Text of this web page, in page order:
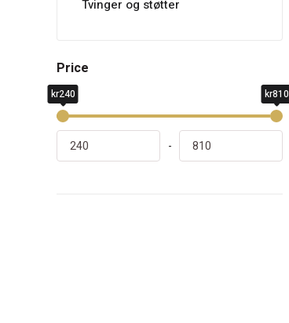
Tvinger og støtter
Price
kr240 kr810
-